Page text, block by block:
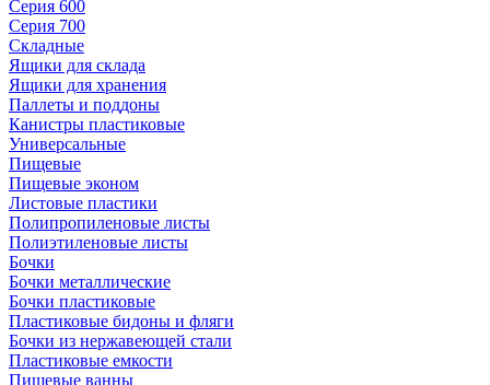
Серия 600
Серия 700
Складные
Ящики для склада
Ящики для хранения
Паллеты и поддоны
Канистры пластиковые
Универсальные
Пищевые
Пищевые эконом
Листовые пластики
Полипропиленовые листы
Полиэтиленовые листы
Бочки
Бочки металлические
Бочки пластиковые
Пластиковые бидоны и фляги
Бочки из нержавеющей стали
Пластиковые емкости
Пищевые ванны